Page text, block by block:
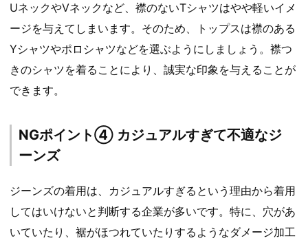
UネックやVネックなど、襟のないTシャツはやや軽いイメ
ージを与えてしまいます。そのため、トップスは襟のある
Yシャツやポロシャツなどを選ぶようにしましょう。襟つ
きのシャツを着ることにより、誠実な印象を与えることが
できます。
NGポイント④ カジュアルすぎて不適なジ
ーンズ
ジーンズの着用は、カジュアルすぎるという理由から着用
してはいけないと判断する企業が多いです。特に、穴があ
いていたり、裾がほつれていたりするようなダメージ加工